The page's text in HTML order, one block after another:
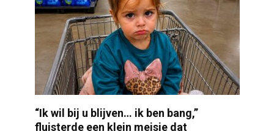
“Ik wil bij u blijven… ik ben bang,”
fluisterde een klein meisje dat